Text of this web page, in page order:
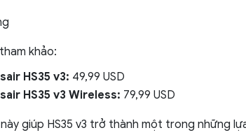
khảo:
HS35 v3: 49,99 USD
HS35 v3 Wireless: 79,99 USD
giúp HS35 v3 trở thành một trong những